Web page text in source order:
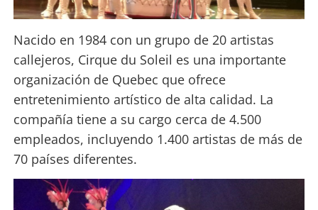
Nacido en 1984 con un grupo de 20 artistas
callejeros, Cirque du Soleil es una importante
organización de Quebec que ofrece
entretenimiento artístico de alta calidad. La
compañía tiene a su cargo cerca de 4.500
empleados, incluyendo 1.400 artistas de más de
70 países diferentes.